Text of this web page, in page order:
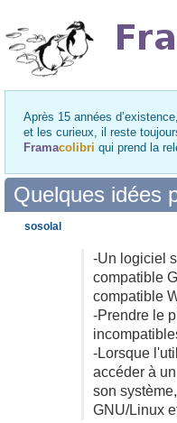
Après 15 années
et les curieux, il reste
Framacolibri qui prend la
Quelques idées
-Un logiciel
compatible
compatible
-Prendre le
-Lorsque
accéder à
son
GNU/Linux
sosolal